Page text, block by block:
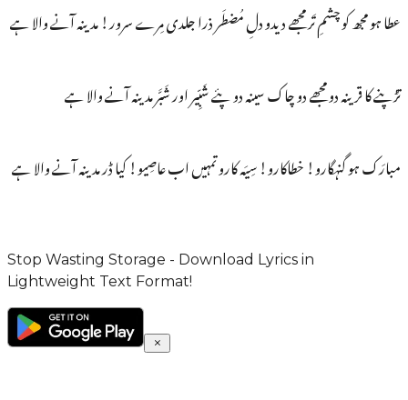
عطا ہو مجھ کو چشمِ تَر مجھے دیدو دلِ مُضطَر ذرا جلدی مِرے سرور! مدینہ آنے والا ہے
تڑپنے کا قرینہ دو مجھے دو چاک سینہ دو پئے شَبِّیر اور شَبَّر مدینہ آنے والا ہے
مبارَک ہو گنہگارو! خطاکارو! سِیَہ کارو تمہیں اب عاصِیو! کیا ڈر مدینہ آنے والا ہے
Stop Wasting Storage - Download Lyrics in
Lightweight Text Format!